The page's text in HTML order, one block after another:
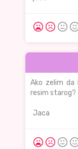
Ako zelim da
resim starog?
Jaca